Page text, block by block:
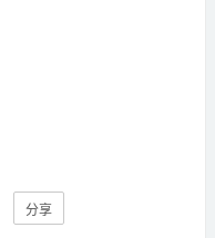
分享